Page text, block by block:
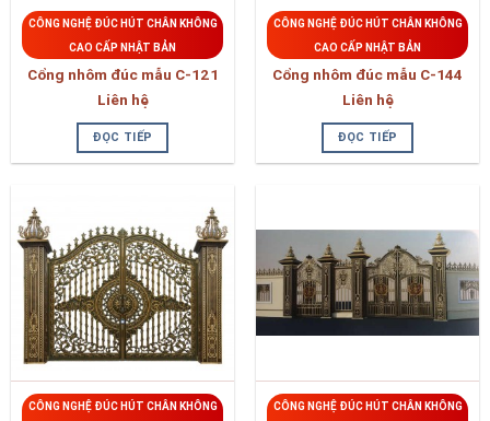
CÔNG NGHỆ ĐÚC HÚT CHÂN KHÔNG
CAO CẤP NHẬT BẢN
Cổng nhôm đúc mẫu C-121
Liên hệ
ĐỌC TIẾP
CÔNG NGHỆ ĐÚC HÚT CHÂN KHÔNG
CAO CẤP NHẬT BẢN
Cổng nhôm đúc mẫu C-144
Liên hệ
ĐỌC TIẾP
CÔNG NGHỆ ĐÚC HÚT CHÂN KHÔNG
CÔNG NGHỆ ĐÚC HÚT CHÂN KHÔNG